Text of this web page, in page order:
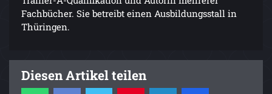
Fachbücher. Sie betreibt einen Ausbildungsstall in
Thüringen.
Diesen Artikel teilen